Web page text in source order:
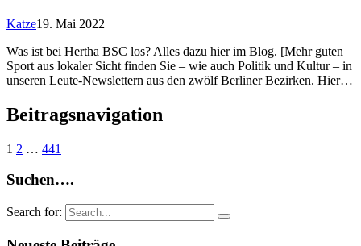
Katze19. Mai 2022
Was ist bei Hertha BSC los? Alles dazu hier im Blog. [Mehr guten
Sport aus lokaler Sicht finden Sie – wie auch Politik und Kultur – in
unseren Leute-Newslettern aus den zwölf Berliner Bezirken. Hier…
Beitragsnavigation
1 2 … 441
Suchen….
Search for: